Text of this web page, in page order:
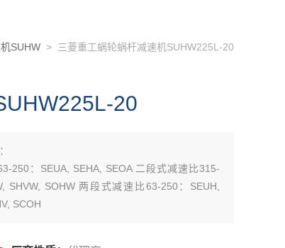
SUHW > 三菱重工蜗轮蜗杆减速机SUHW225L-20
20
250：SEUA, SEHA, SEOA 二段式减速比315-
SHVW, SOHW 两段式减速比63-250：SEUH,
SCOH